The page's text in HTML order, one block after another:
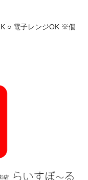
○ 電子レンジOK ※個